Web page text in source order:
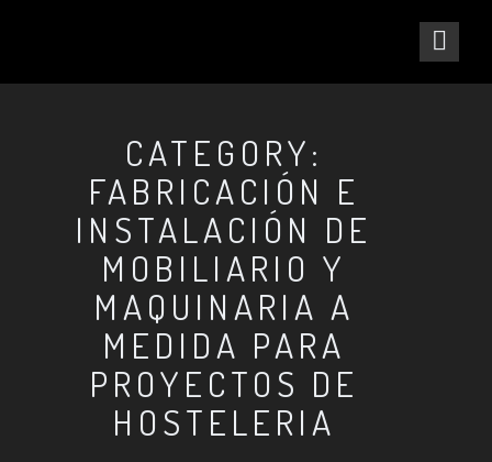
CATEGORY:
FABRICACIÓN E
INSTALACIÓN DE
MOBILIARIO Y
MAQUINARIA A
MEDIDA PARA
PROYECTOS DE
HOSTELERIA